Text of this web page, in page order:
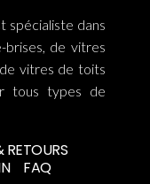
spécialiste dans
de vitres
vitres de toits
tous types de
RETOURS
FAQ